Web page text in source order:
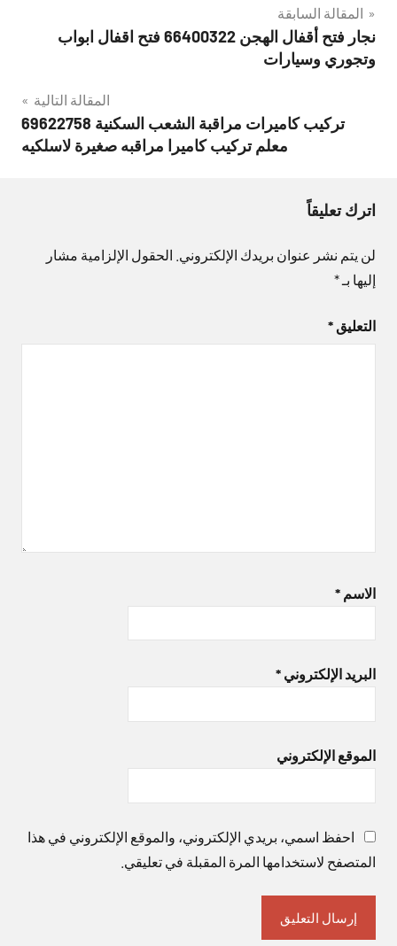
تصفّح
المقالات
المقالة السابقة
نجار فتح أقفال الهجن 66400322 فتح اقفال ابواب
وتجوري وسيارات
المقالة التالية
تركيب كاميرات مراقبة الشعب السكنية 69622758
معلم تركيب كاميرا مراقبه صغيرة لاسلكيه
اترك تعليقاً
لن يتم نشر عنوان بريدك الإلكتروني. الحقول الإلزامية مشار
إليها بـ*
التعليق *
الاسم *
البريد الإلكتروني *
الموقع الإلكتروني
احفظ اسمي، بريدي الإلكتروني، والموقع الإلكتروني في هذا
المتصفح لاستخدامها المرة المقبلة في تعليقي.